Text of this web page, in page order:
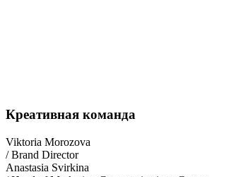
Креативная команда
Viktoria Morozova
/ Brand Director
Anastasia Svirkina